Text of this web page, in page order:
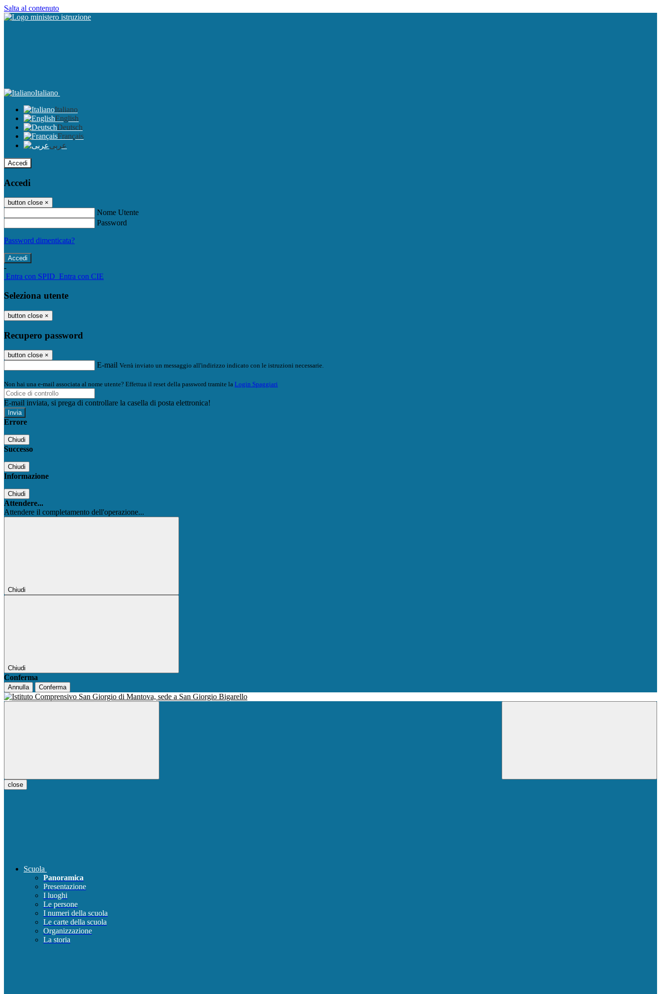
Salta al contenuto
Italiano
Italiano
English
Deutsch
Français
عربى
Accedi
Accedi
button close ×
Nome Utente
Password
Password dimenticata?
-
Entra con SPID Entra con CIE
Seleziona utente
button close ×
Recupero password
button close ×
E-mail Verrà inviato un messaggio all'indirizzo indicato con le istruzioni necessarie.
Non hai una e-mail associata al nome utente? Effettua il reset della password tramite la Login Spaggiari
E-mail inviata, si prega di controllare la casella di posta elettronica!
Errore
Chiudi
Successo
Chiudi
Informazione
Chiudi
Attendere...
Attendere il completamento dell'operazione...
Chiudi
Chiudi
Conferma
Annulla Conferma
close
Scuola
Panoramica
Presentazione
I luoghi
Le persone
I numeri della scuola
Le carte della scuola
Organizzazione
La storia